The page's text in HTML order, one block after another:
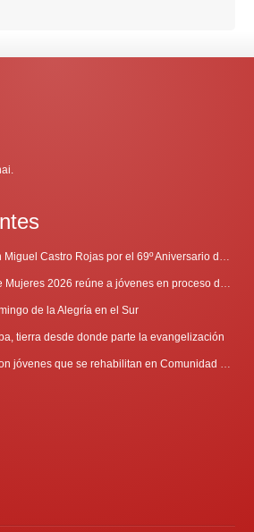
de la Alegría en el Sur
tierra desde donde parte la evangelización